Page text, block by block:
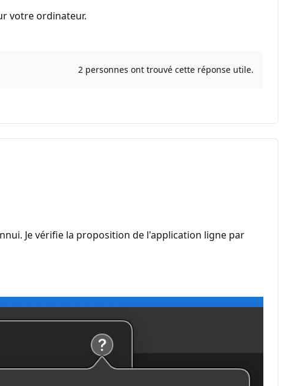
votre ordinateur.
2 personnes ont trouvé cette réponse utile.
Je vérifie la proposition de l'application ligne par